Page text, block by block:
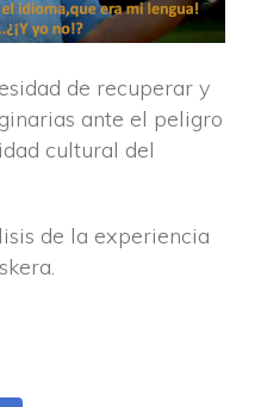
de recuperar y
ante el peligro
cultural del
de la experiencia